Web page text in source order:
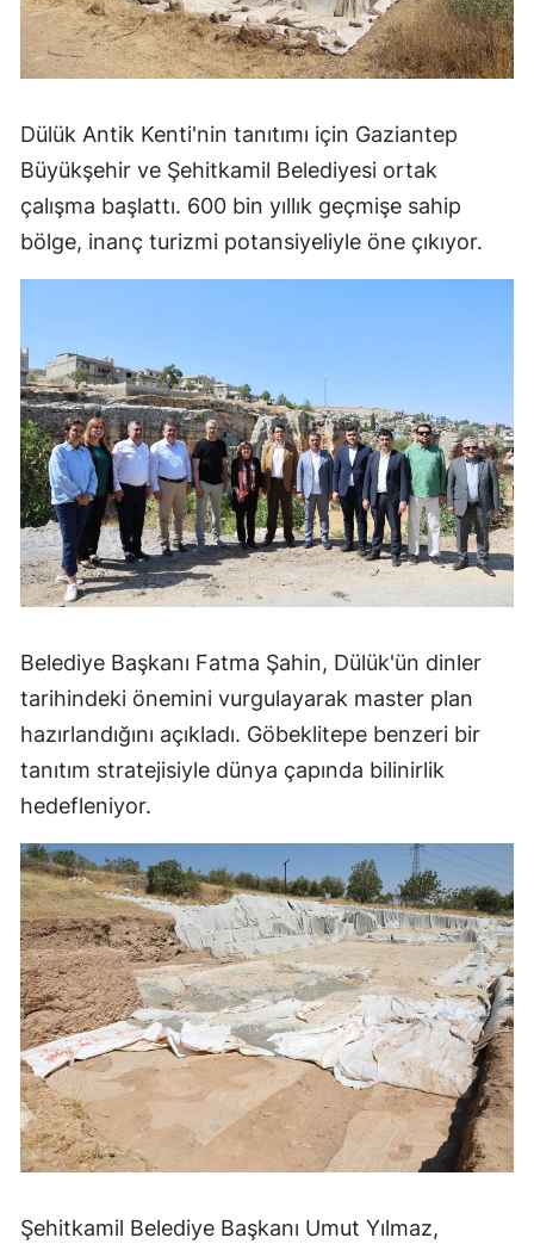
Dülük Antik Kenti'nin tanıtımı için Gaziantep
Büyükşehir ve Şehitkamil Belediyesi ortak
çalışma başlattı. 600 bin yıllık geçmişe sahip
bölge, inanç turizmi potansiyeliyle öne çıkıyor.
Belediye Başkanı Fatma Şahin, Dülük'ün dinler
tarihindeki önemini vurgulayarak master plan
hazırlandığını açıkladı. Göbeklitepe benzeri bir
tanıtım stratejisiyle dünya çapında bilinirlik
hedefleniyor.
Şehitkamil Belediye Başkanı Umut Yılmaz,